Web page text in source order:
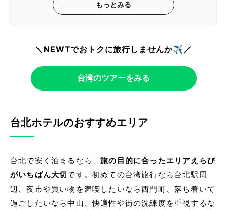
もっとみる
＼NEWTでおトクに旅行しませんか✈️／
台湾のツアーをみる
台北ホテルのおすすめエリア
台北で安く泊まるなら、旅の目的に合ったエリアえらび
がいちばん大切 です。初めての台湾旅行なら台北駅周
辺、夜市や買い物を満喫したいなら西門町、落ち着いて
過ごしたいなら中山、快適性や街の洗練度を重視するな